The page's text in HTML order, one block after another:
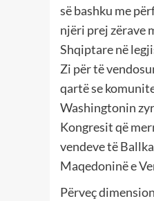
së bashku me
njëri prej zërave
Shqiptare në
Zi për të
qartë se
Washingtonin
Kongresit që
vendeve të
Maqedoninë e
Përveç